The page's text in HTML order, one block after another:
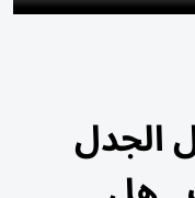
الجدل